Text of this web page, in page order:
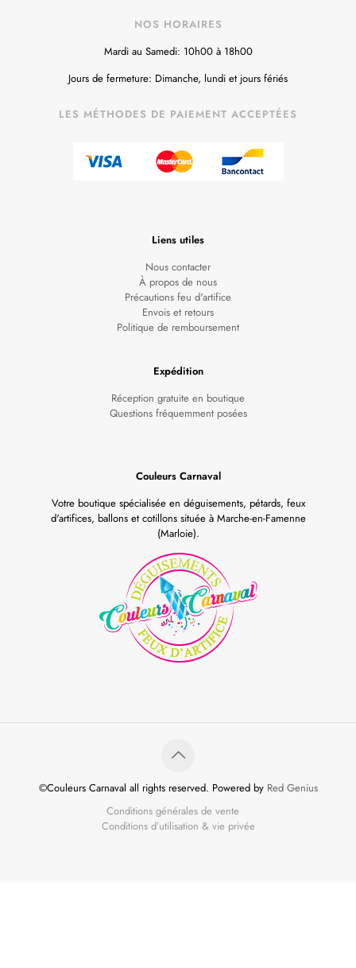
NOS HORAIRES
Mardi au Samedi: 10h00 à 18h00
Jours de fermeture: Dimanche, lundi et jours fériés
LES MÉTHODES DE PAIEMENT ACCEPTÉES
Liens utiles
Nous contacter
À propos de nous
Précautions feu d'artifice
Envois et retours
Politique de remboursement
Expédition
Réception gratuite en boutique
Questions fréquemment posées
Couleurs Carnaval
Votre boutique spécialisée en déguisements, pétards, feux
d'artifices, ballons et cotillons située à Marche-en-Famenne
(Marloie).
©Couleurs Carnaval all rights reserved. Powered by Red Genius
Conditions générales de vente
Conditions d’utilisation & vie privée